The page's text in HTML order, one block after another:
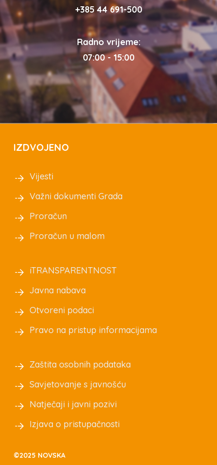
+385 44 691-500
Radno vrijeme:
07:00 - 15:00
IZDVOJENO
Vijesti
Važni dokumenti Grada
Proračun
Proračun u malom
iTRANSPARENTNOST
Javna nabava
Otvoreni podaci
Pravo na pristup informacijama
Zaštita osobnih podataka
Savjetovanje s javnošću
Natječaji i javni pozivi
Izjava o pristupačnosti
©2025 NOVSKA